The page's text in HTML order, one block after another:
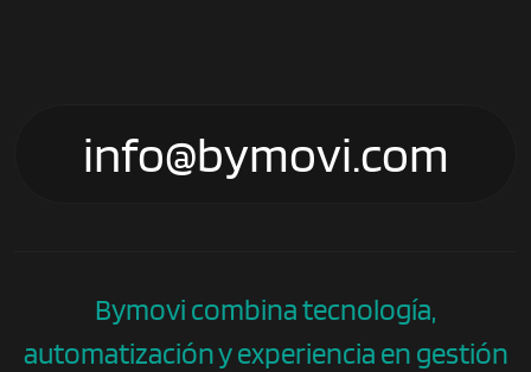
info@bymovi.com
Bymovi combina tecnología,
automatización y experiencia en gestión